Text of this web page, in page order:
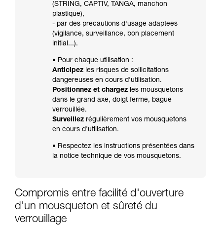
(STRING, CAPTIV, TANGA, manchon
plastique),
- par des précautions d'usage adaptées
(vigilance, surveillance, bon placement
initial...).
• Pour chaque utilisation :
Anticipez les risques de sollicitations
dangereuses en cours d'utilisation.
Positionnez et chargez les mousquetons
dans le grand axe, doigt fermé, bague
verrouillée.
Surveillez régulièrement vos mousquetons
en cours d'utilisation.
• Respectez les instructions présentées dans
la notice technique de vos mousquetons.
Compromis entre facilité d'ouverture
d'un mousqueton et sûreté du
verrouillage